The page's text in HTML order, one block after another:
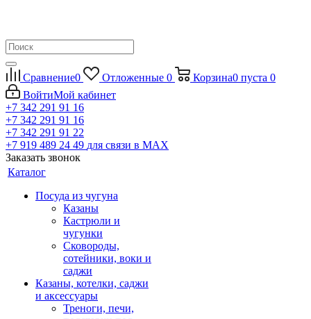
Сравнение0 Отложенные 0 Корзина0 пуста 0
ВойтиМой кабинет
+7 342 291 91 16
+7 342 291 91 16
+7 342 291 91 22
+7 919 489 24 49 для связи в МАХ
Заказать звонок
Каталог
Посуда из чугуна
Казаны
Кастрюли и
чугунки
Сковороды,
сотейники, воки и
саджи
Казаны, котелки, саджи
и аксессуары
Треноги, печи,